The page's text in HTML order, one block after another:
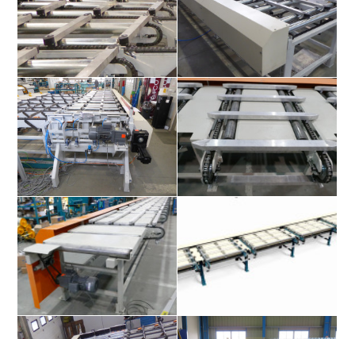
Rollenbahn mit Leistenabzieher Rollenbahn mit Leistenabzieher
Rollenbahn mit Leistenabzieher
Rollenbahn mit Leistenabzieher Rollenbahn mit Leistenabzieher